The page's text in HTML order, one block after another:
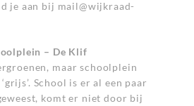
je aan bij mail@wijkraad-
– De Klif
maar schoolplein
School is er al een paar
komt er niet door bij